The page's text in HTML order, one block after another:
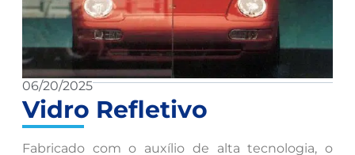
06/20/2025
Vidro Refletivo
Fabricado com o auxílio de alta tecnologia, o